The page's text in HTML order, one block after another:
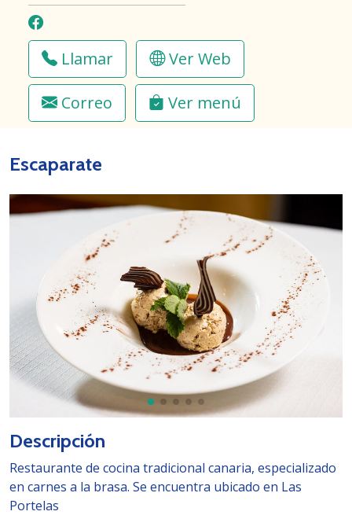
Llamar Ver Web
Correo Ver menú
Descripción
Restaurante de cocina tradicional canaria, especializado
en carnes a la brasa. Se encuentra ubicado en Las
Portelas
Escaparate